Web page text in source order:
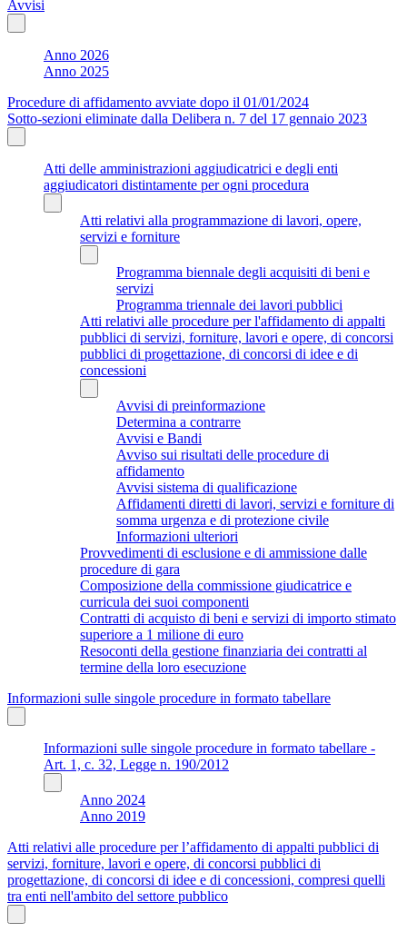
Avvisi
Anno 2026
Anno 2025
Procedure di affidamento avviate dopo il 01/01/2024
Sotto-sezioni eliminate dalla Delibera n. 7 del 17 gennaio 2023
Atti delle amministrazioni aggiudicatrici e degli enti
aggiudicatori distintamente per ogni procedura
Atti relativi alla programmazione di lavori, opere,
servizi e forniture
Programma biennale degli acquisiti di beni e
servizi
Programma triennale dei lavori pubblici
Atti relativi alle procedure per l'affidamento di appalti
pubblici di servizi, forniture, lavori e opere, di concorsi
pubblici di progettazione, di concorsi di idee e di
concessioni
Avvisi di preinformazione
Determina a contrarre
Avvisi e Bandi
Avviso sui risultati delle procedure di
affidamento
Avvisi sistema di qualificazione
Affidamenti diretti di lavori, servizi e forniture di
somma urgenza e di protezione civile
Informazioni ulteriori
Provvedimenti di esclusione e di ammissione dalle
procedure di gara
Composizione della commissione giudicatrice e
curricula dei suoi componenti
Contratti di acquisto di beni e servizi di importo stimato
superiore a 1 milione di euro
Resoconti della gestione finanziaria dei contratti al
termine della loro esecuzione
Informazioni sulle singole procedure in formato tabellare
Informazioni sulle singole procedure in formato tabellare -
Art. 1, c. 32, Legge n. 190/2012
Anno 2024
Anno 2019
Atti relativi alle procedure per l’affidamento di appalti pubblici di
servizi, forniture, lavori e opere, di concorsi pubblici di
progettazione, di concorsi di idee e di concessioni, compresi quelli
tra enti nell'ambito del settore pubblico